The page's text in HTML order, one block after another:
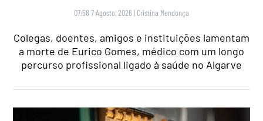
07:58 7 Agosto, 2026 | Cristina Mendonça
Colegas, doentes, amigos e instituições lamentam
a morte de Eurico Gomes, médico com um longo
percurso profissional ligado à saúde no Algarve